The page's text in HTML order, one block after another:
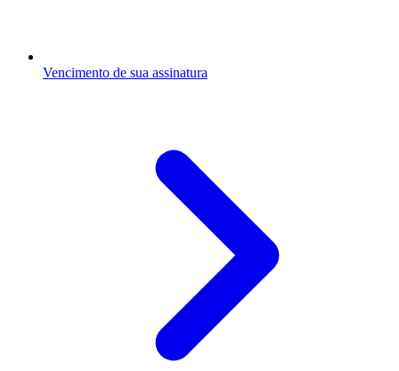
Vencimento de sua assinatura